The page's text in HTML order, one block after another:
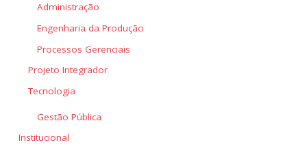
Administração
Engenharia da Produção
Processos Gerenciais
Projeto Integrador
Tecnologia
Gestão Pública
Institucional